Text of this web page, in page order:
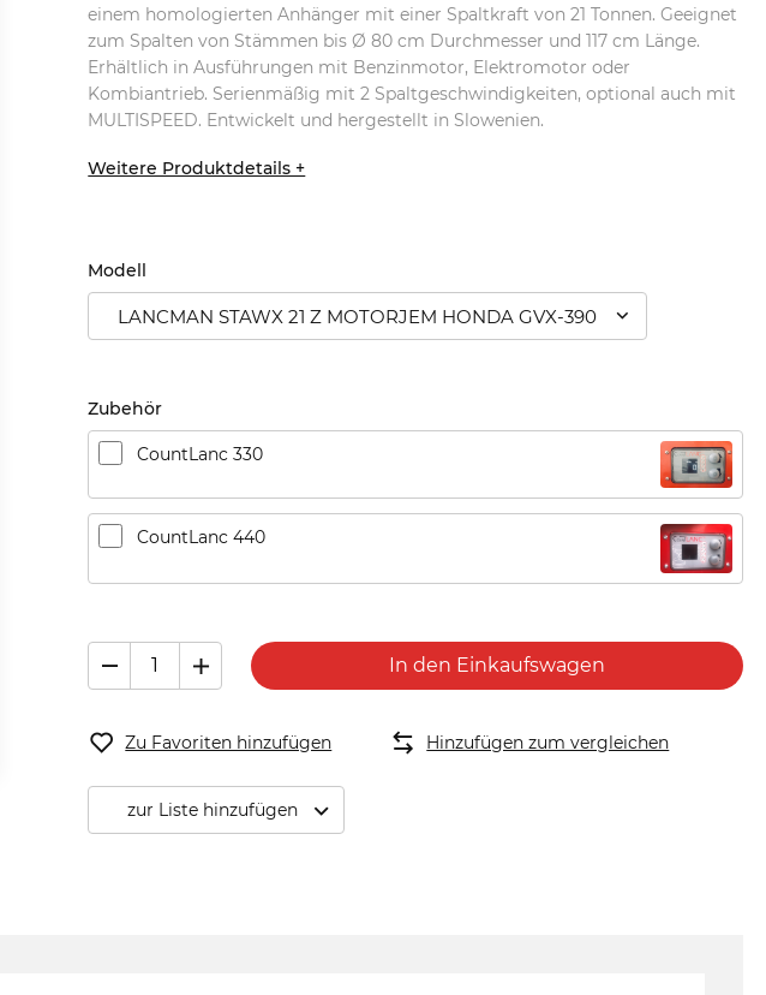
einem homologierten Anhänger mit einer Spaltkraft von 21 Tonnen. Geeignet
zum Spalten von Stämmen bis Ø 80 cm Durchmesser und 117 cm Länge.
Erhältlich in Ausführungen mit Benzinmotor, Elektromotor oder
Kombiantrieb. Serienmäßig mit 2 Spaltgeschwindigkeiten, optional auch mit
MULTISPEED. Entwickelt und hergestellt in Slowenien.
Weitere Produktdetails +
Modell
LANCMAN STAWX 21 Z MOTORJEM HONDA GVX-390
Zubehör
CountLanc 330
CountLanc 440
In den Einkaufswagen
Zu Favoriten hinzufügen Hinzufügen zum vergleichen
zur Liste hinzufügen